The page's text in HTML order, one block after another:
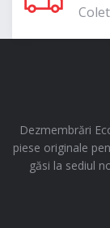
Dezmembrări
piese originale
găsi la sediul